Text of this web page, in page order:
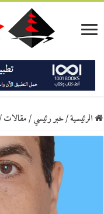
الرئيسية/خبر رئيسي/مقالات